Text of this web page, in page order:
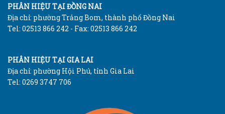
PHÂN HIỆU TẠI ĐỒNG NAI
Địa chỉ: phường Trảng Bom, thành phố Đồng Nai
Tel: 02513 866 242 - Fax: 02513 866 242
PHÂN HIỆU TẠI GIA LAI
Địa chỉ: phường Hội Phú, tỉnh Gia Lai
Tel: 0269 3747 706